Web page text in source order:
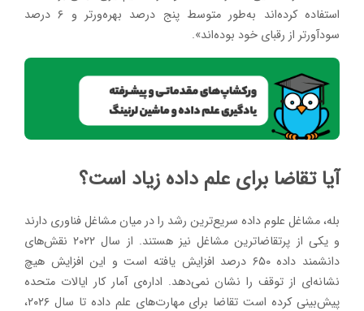
استفاده کرده‌اند به‌طور متوسط ​​پنج درصد بهره‌ورتر و ۶ درصد
سودآورتر از رقبای خود بوده‌اند».
آیا تقاضا برای علم داده زیاد است؟
بله، مشاغل علوم داده سریع‌ترین رشد را در میان مشاغل فناوری دارند
و یکی از پرتقاضاترین مشاغل نیز هستند. از سال ۲۰۲۲ نقش‌های
دانشمند داده ۶۵۰ درصد افزایش یافته است و این افزایش هیچ
نشانه‌ای از توقف را نشان نمی‌دهد. اداره‌ی آمار کار ایالات متحده
پیش‌بینی کرده است تقاضا برای مهارت‌های علم داده تا سال ۲۰۲۶،